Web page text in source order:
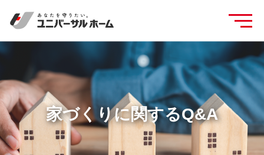
家づくりに関するQ&A